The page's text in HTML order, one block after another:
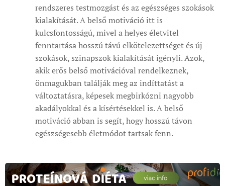
rendszeres testmozgást és az egészséges szokások
kialakítását. A belső motiváció itt is
kulcsfontosságú, mivel a helyes életvitel
fenntartása hosszú távú elkötelezettséget és új
szokások, szinapszok kialakítását igényli. Azok,
akik erős belső motivációval rendelkeznek,
önmagukban találják meg az indíttatást a
változtatásra, képesek megbirkózni nagyobb
akadályokkal és a kísértésekkel is. A belső
motiváció abban is segít, hogy hosszú távon
egészségesebb életmódot tartsak fenn.